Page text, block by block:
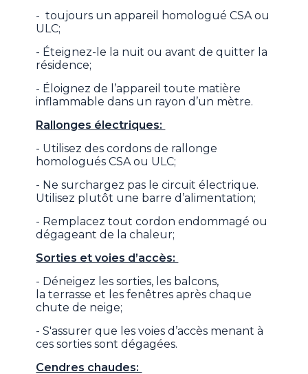
- toujours un appareil homologué CSA ou
ULC;
- Éteignez-le la nuit ou avant de quitter la
résidence;
- Éloignez de l’appareil toute matière
inflammable dans un rayon d’un mètre.
Rallonges électriques:
- Utilisez des cordons de rallonge
homologués CSA ou ULC;
- Ne surchargez pas le circuit électrique.
Utilisez plutôt une barre d’alimentation;
- Remplacez tout cordon endommagé ou
dégageant de la chaleur;
Sorties et voies d’accès:
- Déneigez les sorties, les balcons,
la terrasse et les fenêtres après chaque
chute de neige;
- S'assurer que les voies d’accès menant à
ces sorties sont dégagées.
Cendres chaudes: